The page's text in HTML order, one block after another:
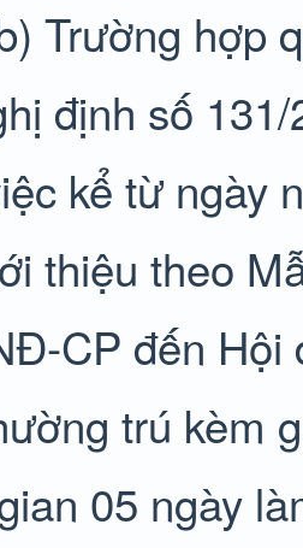
Trường hợp
định số
kể từ ngày
thiệu theo
CP đến
trú kèm
05 ngày